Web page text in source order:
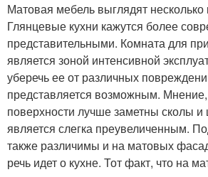
Матовая мебель выглядят несколько
Глянцевые кухни кажутся более
представительными. Комната для
является зоной интенсивной
уберечь ее от различных
представляется возможным.
поверхности лучше заметны сколы
является слегка преувеличенным.
также различимы и на матовых
речь идет о кухне. Тот факт, что на